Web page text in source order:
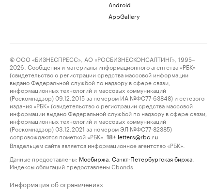
Android
AppGallery
© ООО «БИЗНЕСПРЕСС», АО «РОСБИЗНЕСКОНСАЛТИНГ», 1995–
2026. Сообщения и материалы информационного агентства «РБК»
(свидетельство о регистрации средства массовой информации
выдано Федеральной службой по надзору в сфере связи,
информационных технологий и массовых коммуникаций
(Роскомнадзор) 09.12.2015 за номером ИА №ФС77-63848) и сетевого
издания «РБК» (свидетельство о регистрации средства массовой
информации выдано Федеральной службой по надзору в сфере связи,
информационных технологий и массовых коммуникаций
(Роскомнадзор) 03.12.2021 за номером ЭЛ №ФС77-82385)
сопровождаются пометкой «РБК».
18+ letters@rbc.ru
Владельцем сайта является информационное агентство «РБК».
Данные предоставлены: Мосбиржа Санкт-Петербургская биржа
Индексы облигаций предоставлены Cbonds.
Информация об ограничениях